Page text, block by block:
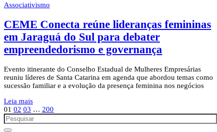
Associativismo
CEME Conecta reúne lideranças femininas
em Jaraguá do Sul para debater
empreendedorismo e governança
Evento itinerante do Conselho Estadual de Mulheres Empresárias
reuniu líderes de Santa Catarina em agenda que abordou temas como
sucessão familiar e a evolução da presença feminina nos negócios
Leia mais
01 02 03 … 200